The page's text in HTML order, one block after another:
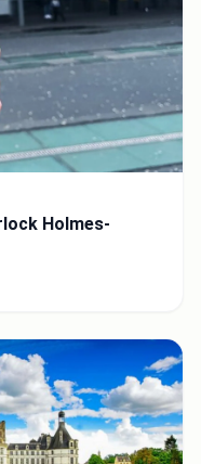
Holmes-